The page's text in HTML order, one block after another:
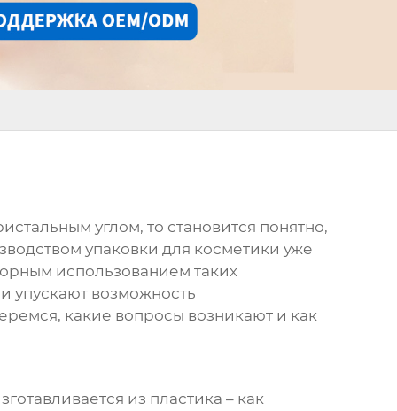
углом, то становится понятно,
упаковки для косметики уже
использованием таких
упускают возможность
какие вопросы возникают и как
из пластика – как